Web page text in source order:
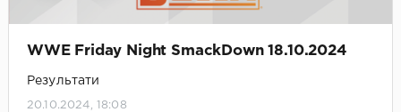
WWE Friday Night SmackDown 18.10.2024
Результати
20.10.2024, 18:08